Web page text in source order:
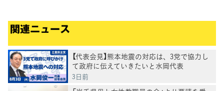
関連ニュース
【代表会見】熊本地震の対応は、3党で協力し
て政府に伝えていきたいと水岡代表
3日前